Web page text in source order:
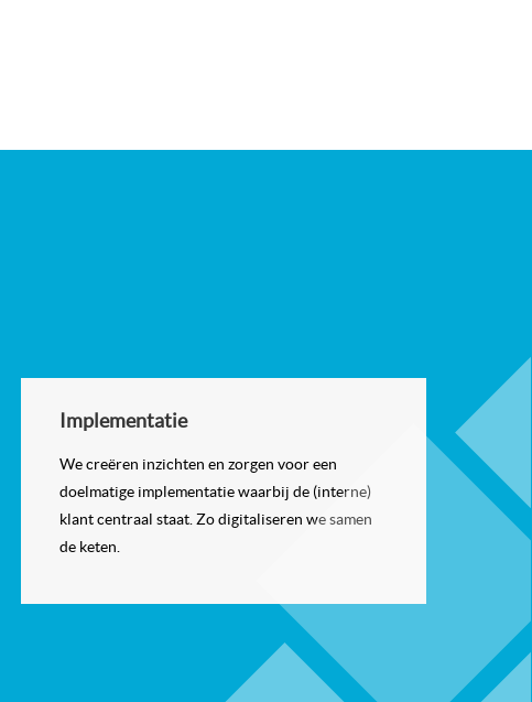
Implementatie
We creëren inzichten en zorgen voor een
doelmatige implementatie waarbij de (interne)
klant centraal staat. Zo digitaliseren we samen
de keten.